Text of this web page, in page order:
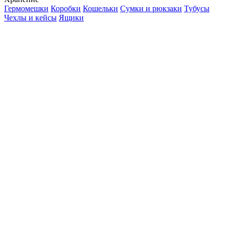
Гермомешки Коробки Кошельки Сумки и рюкзаки Тубусы
Чехлы и кейсы Ящики